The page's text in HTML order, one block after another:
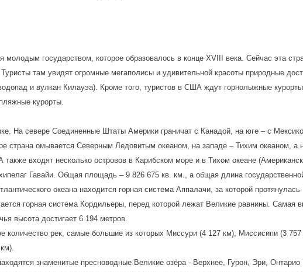
государством, которое образовалось в конце XVIII века. Сейчас эта
там увидят огромные мегаполисы и удивительной красоты природные
и вулкан Килауэа). Кроме того, туристов в США ждут горнолыжные
курорты.
На севере Соединенные Штаты Америки граничат с Канадой, на юге – с
страна омывается Северным Ледовитым океаном, на западе – Тихим океаном, а
входят несколько островов в Карибском море и в Тихом океане
Гавайи. Общая площадь – 9 826 675 кв. км., а общая длина
океана находится горная система Аппалачи, за которой
горная система Кордильеры, перед которой лежат Великие равнины. Самая
высота достигает 6 194 метров.
количество рек, самые большие из которых Миссури (4 127 км), Миссисипи (3
знаменитые пресноводные Великие озёра - Верхнее, Гурон, Эри, Онтарио